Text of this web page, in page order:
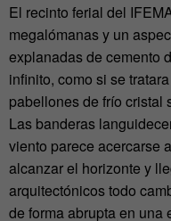
El recinto ferial del
megalómanas y un
explanadas de cemento
infinito, como si se
pabellones de frío cristal
Las banderas
viento parece acercarse
alcanzar el horizonte y
arquitectónicos todo
de forma abrupta en una